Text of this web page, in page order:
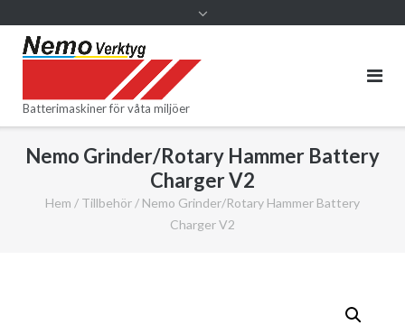
Batterimaskiner för våta miljöer
Nemo Grinder/Rotary Hammer Battery
Charger V2
Hem / Tillbehör / Nemo Grinder/Rotary Hammer Battery
Charger V2